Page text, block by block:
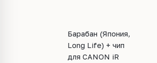
Барабан (Япония,
Long Life) + чип
для CANON iR